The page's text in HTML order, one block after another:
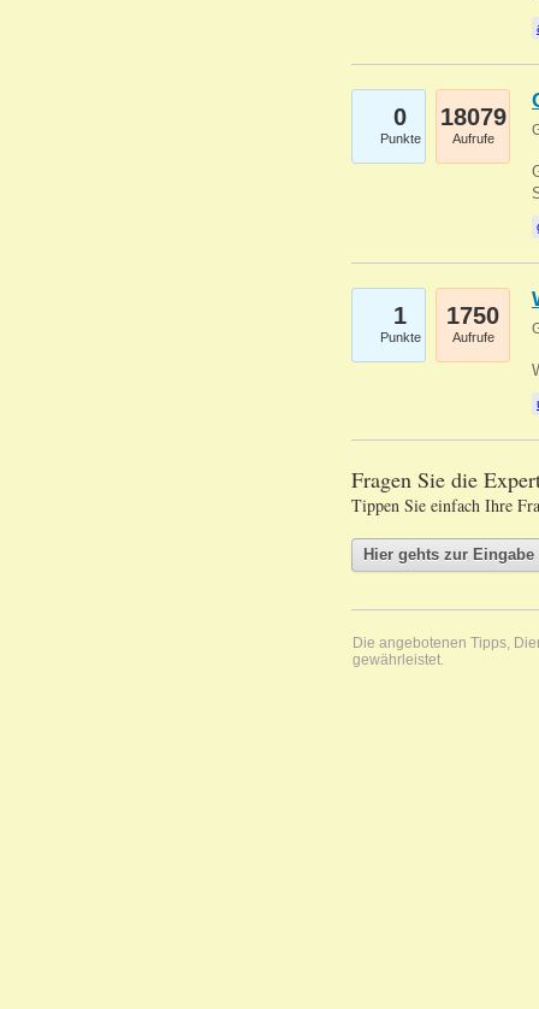
0
Punkte
18079
Aufrufe
1
Punkte
1750
Aufrufe
Fragen Sie die
Tippen Sie einfach Ihre
Die angebotenen Tipps,
gewährleistet.